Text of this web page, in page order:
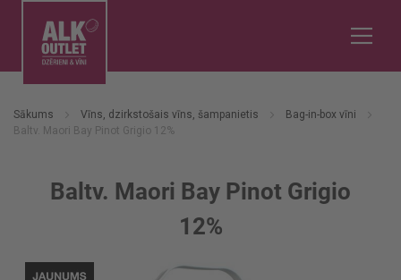
Sākums Vīns, dzirkstošais vīns, šampanietis
Bag-in-box vīni
Baltv. Maori Bay Pinot Grigio 12%
Baltv. Maori Bay Pinot Grigio
12%